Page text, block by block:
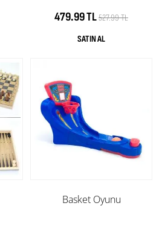
479.99 TL527.99 TL
Basket Oyunu